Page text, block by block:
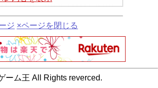
ジ ×ページを閉じる
ーム王 All Rights reverced.